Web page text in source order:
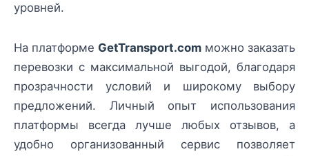
уровней.
На платформе GetTransport.com можно заказать
перевозки с максимальной выгодой, благодаря
прозрачности условий и широкому выбору
предложений. Личный опыт использования
платформы всегда лучше любых отзывов, а
удобно организованный сервис позволяет